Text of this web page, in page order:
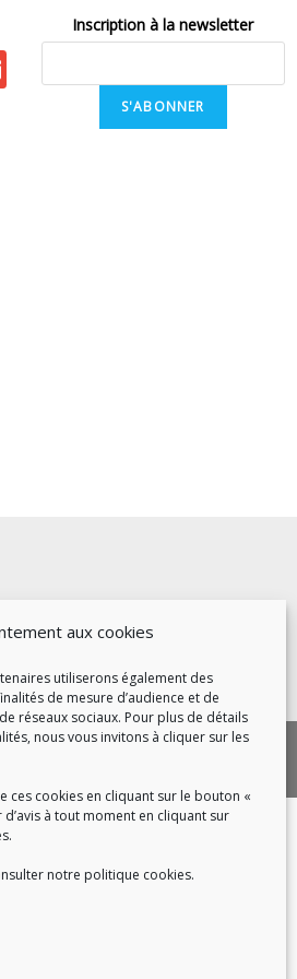
aux cookies
utiliserons également des
de mesure d’audience et de
réseaux sociaux. Pour plus de détails
nous vous invitons à cliquer sur les
cookies en cliquant sur le bouton «
à tout moment en cliquant sur
notre politique cookies.
Inscription à la newsletter
S'ABONNER